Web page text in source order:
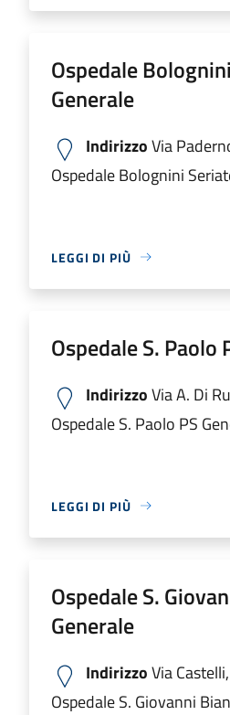
Ospedale
Generale
IndirizzoVia
Ospedale Bolognini
LEGGI DI PIÙ
Ospedale S. Paolo
IndirizzoVia A. Di
Ospedale S. Paolo PS
LEGGI DI PIÙ
Ospedale S.
Generale
IndirizzoVia
Ospedale S. Giovanni